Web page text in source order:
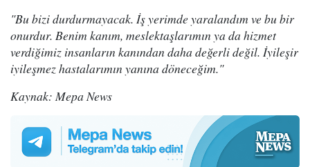
"Bu bizi durdurmayacak. İş yerimde yaralandım ve bu bir
onurdur. Benim kanım, meslektaşlarımın ya da hizmet
verdiğimiz insanların kanından daha değerli değil. İyileşir
iyileşmez hastalarımın yanına döneceğim."
Kaynak: Mepa News